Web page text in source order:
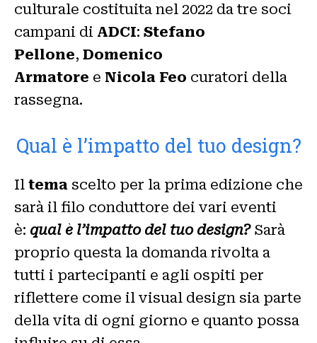
culturale costituita nel 2022 da tre soci
campani di ADCI: Stefano
Pellone, Domenico
Armatore e Nicola Feo curatori della
rassegna.
Qual è l’impatto del tuo design?
Il tema scelto per la prima edizione che
sarà il filo conduttore dei vari eventi
è: qual è l’impatto del tuo design?Sarà
proprio questa la domanda rivolta a
tutti i partecipanti e agli ospiti per
riflettere come il visual design sia parte
della vita di ogni giorno e quanto possa